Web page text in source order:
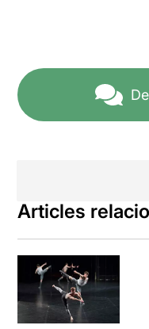
Articles